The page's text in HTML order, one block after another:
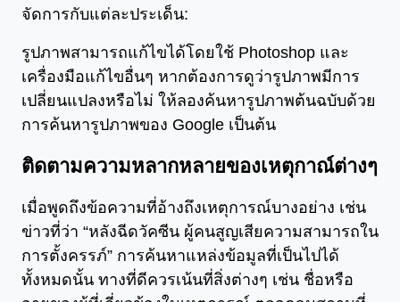
จัดการกับแต่ละประเด็น:
รูปภาพสามารถแก้ไขได้โดยใช้ Photoshop และ
เครื่องมือแก้ไขอื่นๆ หากต้องการดูว่ารูปภาพมีการ
เปลี่ยนแปลงหรือไม่ ให้ลองค้นหารูปภาพต้นฉบับด้วย
การค้นหารูปภาพของ Google เป็นต้น
ติดตามความหลากหลายของเหตุกาณ์ต่างๆ
เมื่อพูดถึงข้อความที่อ้างถึงเหตุการณ์บางอย่าง เช่น
ข่าวที่ว่า “หลังฉีดวัคซีน ผู้คนสูญเสียความสามารถใน
การตั้งครรภ์” การค้นหาแหล่งข้อมูลที่เป็นไปได้
ทั้งหมดนั้น ทางที่ดีควรเน้นที่สิ่งต่างๆ เช่น ชื่อหรือ